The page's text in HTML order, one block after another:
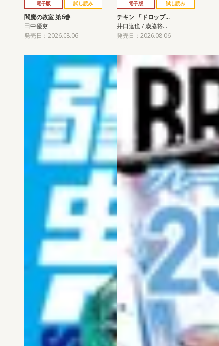
電子版 試し読み
閻魔の教室 第6巻
田中優吏
発売日：2026.08.06
電子版 試し読み
チキン 「ドロップ…
井口達也 / 歳脇将…
発売日：2026.08.06